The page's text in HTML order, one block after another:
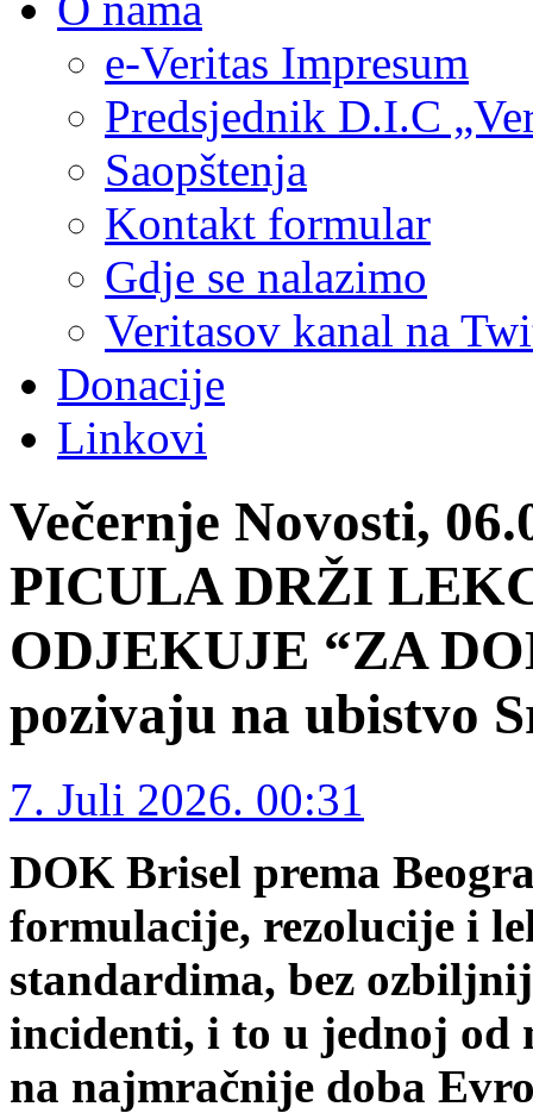
e-Veritas Impresum
Predsjednik D.I.C
Saopštenja
Kontakt formular
Gdje se nalazimo
Veritasov kanal na
Donacije
Linkovi
Večernje Novosti,
PICULA DRŽI
ODJEKUJE “ZA
pozivaju na ubistvo
7. Juli 2026. 00:31
DOK Brisel prema
formulacije, rezolucije i
standardima, bez
incidenti, i to u jednoj od
na najmračnije doba